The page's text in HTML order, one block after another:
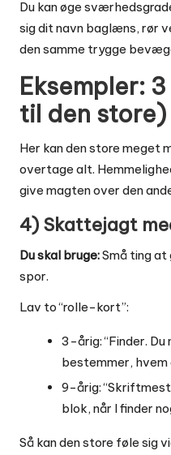
Du kan øge
sig dit navn baglæns, rør
den samme trygge
Eksempler:
til den store)
Her kan den store meget
overtage alt.
give magten over den
4) Skattejagt
Du skal bruge:Små ting at
spor.
Lav to “rolle-kort”:
3-årig: “Finder. Du
bestemmer, hvem
9-årig:
blok, når I finder
Så kan den store føle sig